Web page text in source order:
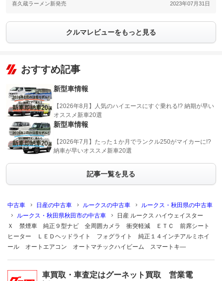
喜久蔵ラーメン新発売 2023年07月31日
クルマレビューをもっと見る
おすすめ記事
新型車情報
【2026年8月】人気のハイエースにすぐ乗れる!? 納期が早い
オススメ新車20選
新型車情報
【2026年7月】たった１か月でランクル250がマイカーに!?
納車が早いオススメ新車20選
記事一覧を見る
中古車 日産の中古車 ルークスの中古車
ルークス・秋田県の中古車
ルークス・秋田県秋田市の中古車
日産 ルークス ハイウェイスター
Ｘ 禁煙車 純正９型ナビ 全周囲カメラ 衝突軽減 ＥＴＣ 前席シート
ヒーター ＬＥＤヘッドライト フォグライト 純正１４インチアルミホイ
ール オートエアコン オートマチックハイビーム スマートキ―
車買取・車査定はグーネット買取 営業電